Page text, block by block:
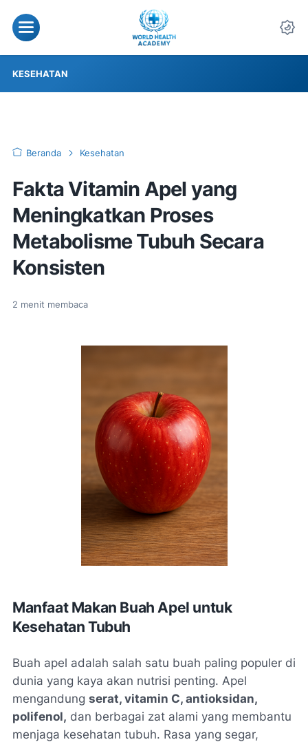
KESEHATAN
Beranda Kesehatan
Fakta Vitamin Apel yang
Meningkatkan Proses
Metabolisme Tubuh Secara
Konsisten
2 menit membaca
Manfaat Makan Buah Apel untuk
Kesehatan Tubuh
Buah apel adalah salah satu buah paling populer di
dunia yang kaya akan nutrisi penting. Apel
mengandung serat, vitamin C, antioksidan,
polifenol, dan berbagai zat alami yang membantu
menjaga kesehatan tubuh. Rasa yang segar,